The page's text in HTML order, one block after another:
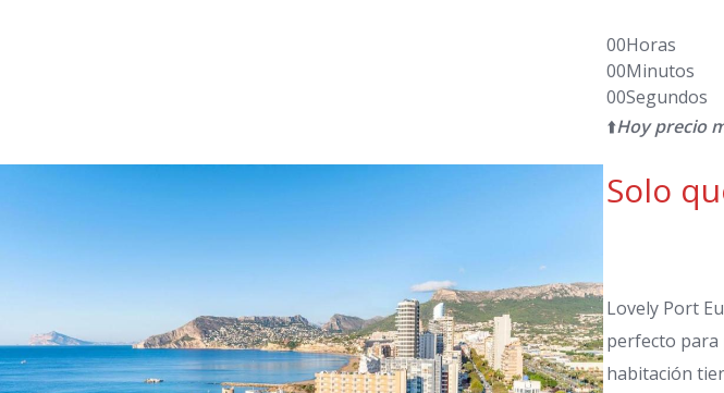
00Horas
00Minutos
00Segundos
⬆️Hoy precio
Solo
Lovely Port
perfecto para
habitación